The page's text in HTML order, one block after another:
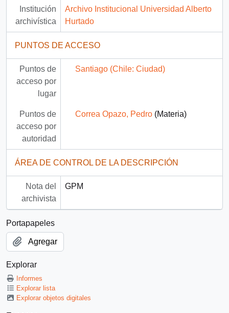
Institución
archivística
Archivo Institucional Universidad Alberto
Hurtado
PUNTOS DE ACCESO
Puntos de
acceso por
lugar
Santiago (Chile: Ciudad)
Puntos de
acceso por
autoridad
Correa Opazo, Pedro(Materia)
ÁREA DE CONTROL DE LA DESCRIPCIÓN
Nota del
archivista
GPM
Portapapeles
Agregar
Explorar
Informes
Explorar lista
Explorar objetos digitales